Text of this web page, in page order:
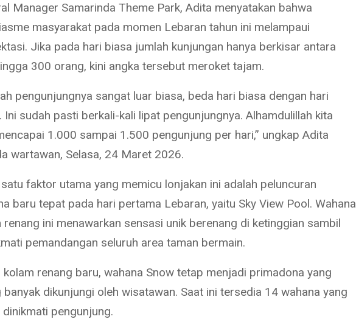
Manager Samarinda Theme Park, Adita menyatakan bahwa
masyarakat pada momen Lebaran tahun ini melampaui
Jika pada hari biasa jumlah kunjungan hanya berkisar antara
300 orang, kini angka tersebut meroket tajam.
pengunjungnya sangat luar biasa, beda hari biasa dengan hari
Ini sudah pasti berkali-kali lipat pengunjungnya. Alhamdulillah kita
1.000 sampai 1.500 pengunjung per hari,” ungkap Adita
wartawan, Selasa, 24 Maret 2026.
satu faktor utama yang memicu lonjakan ini adalah peluncuran
baru tepat pada hari pertama Lebaran, yaitu Sky View Pool. Wahana
renang ini menawarkan sensasi unik berenang di ketinggian sambil
pemandangan seluruh area taman bermain.
kolam renang baru, wahana Snow tetap menjadi primadona yang
banyak dikunjungi oleh wisatawan. Saat ini tersedia 14 wahana yang
pengunjung.